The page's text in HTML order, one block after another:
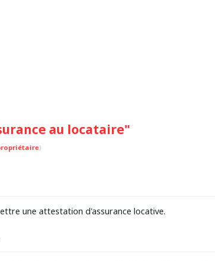
au locataire"
)
une attestation d'assurance locative.